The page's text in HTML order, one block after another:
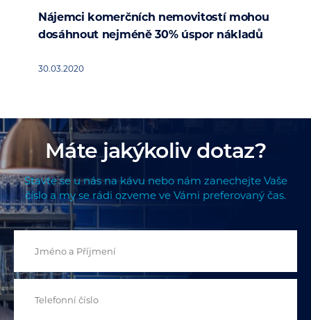
Nájemci komerčních nemovitostí mohou
dosáhnout nejméně 30% úspor nákladů
30.03.2020
Máte jakýkoliv dotaz?
Stavte se u nás na kávu nebo nám zanechejte Vaše
číslo a my se rádi ozveme ve Vámi preferovaný čas.